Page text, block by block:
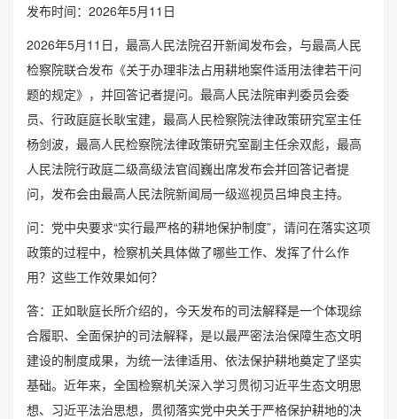
发布时间：2026年5月11日
2026年5月11日，最高人民法院召开新闻发布会，与最高人民
检察院联合发布《关于办理非法占用耕地案件适用法律若干问
题的规定》，并回答记者提问。最高人民法院审判委员会委
员、行政庭庭长耿宝建，最高人民检察院法律政策研究室主任
杨剑波，最高人民检察院法律政策研究室副主任余双彪，最高
人民法院行政庭二级高级法官阎巍出席发布会并回答记者提
问，发布会由最高人民法院新闻局一级巡视员吕坤良主持。
问：党中央要求“实行最严格的耕地保护制度”，请问在落实这项
政策的过程中，检察机关具体做了哪些工作、发挥了什么作
用？这些工作效果如何？
答：正如耿庭长所介绍的，今天发布的司法解释是一个体现综
合履职、全面保护的司法解释，是以最严密法治保障生态文明
建设的制度成果，为统一法律适用、依法保护耕地奠定了坚实
基础。近年来，全国检察机关深入学习贯彻习近平生态文明思
想、习近平法治思想，贯彻落实党中央关于严格保护耕地的决